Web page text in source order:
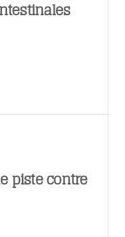
piste contre